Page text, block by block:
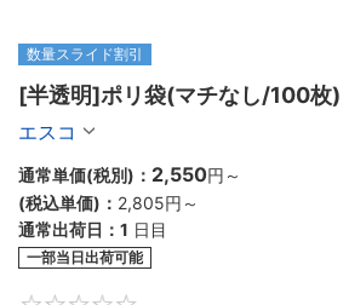
数量スライド割引
[半透明]ポリ袋(マチなし/100枚)
エスコ
通常単価(税別)： 2,550円 ～
(税込単価)： 2,805円 ～
通常出荷日： 1 日目
一部当日出荷可能